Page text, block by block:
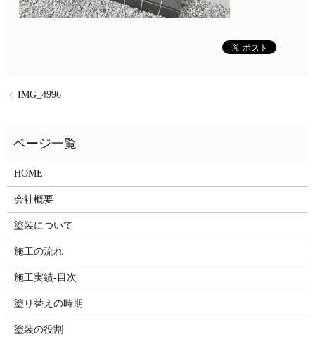
IMG_4996
HOME
会社概要
塗装について
施工の流れ
施工実績-目次
塗り替えの時期
塗装の役割